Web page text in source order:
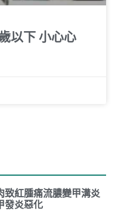
以下 小心心
致紅腫痛流膿變甲溝炎
發炎惡化